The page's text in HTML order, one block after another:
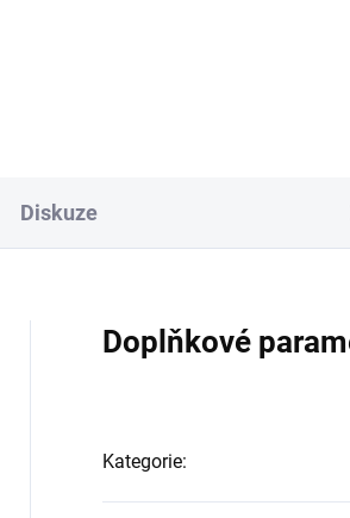
všechny orgánové
Diskuze
Doplňkové
Kategorie: